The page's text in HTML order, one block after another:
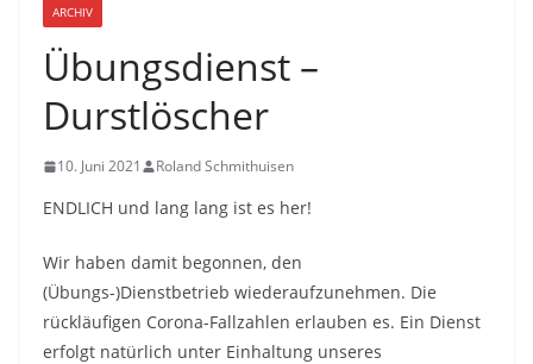
ARCHIV
Übungsdienst –
Durstlöscher
10. Juni 2021 Roland Schmithuisen
ENDLICH und lang lang ist es her!
Wir haben damit begonnen, den
(Übungs-)Dienstbetrieb wiederaufzunehmen. Die
rückläufigen Corona-Fallzahlen erlauben es. Ein Dienst
erfolgt natürlich unter Einhaltung unseres